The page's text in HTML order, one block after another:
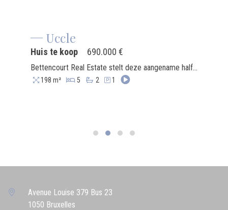
Uccle
690.000 €
Huis te koop
Bettencourt Real Estate stelt deze aangename halfopen eengezinswoning van ±198 m² voor, gebouwd in 2007 op een perceel van 304 m². Dankzij de ideale zuidwestelijke oriëntatie geniet de woning van een uitstekende lichtinval en biedt ze functionele leefruimtes met 4 vergunde slaapkamers en 2 bureaus, perfect geschikt voor een gezin. De gelijkvloerse verdieping (±78 m²) omvat een inkomhal met vestiaire en gastentoilet, een garage, een volledig uitgeruste keuken en een ruime, lichtrijke woonkamer die uitgeeft op het terras en de tuin. Op de eerste verdieping bevinden zich twee slaapkamers van telkens ±15,5 m², een badkamer, een apart toilet en een aangenaam dakterras. De tweede verdieping omvat nog twee ruime slaapkamers, een douchekamer en een bergruimte. Een ingerichte zolder van ongeveer 10 m² en een bijkomende bureauruimte vervolledigen het geheel, waardoor de woning beschikt over in totaal 4 vergunde slaapkamers en 2 bureaus. De woning beschikt over een dak in goede staat, een conforme elektrische installatie, centrale verwarming op gas (atmosferische ketel), een waterverzachter, een alarmsysteem, een parlofoon en heeft een EPC-score D.
198 m² 5 2 1
Avenue Louise 379 Bus 23
1050 Bruxelles